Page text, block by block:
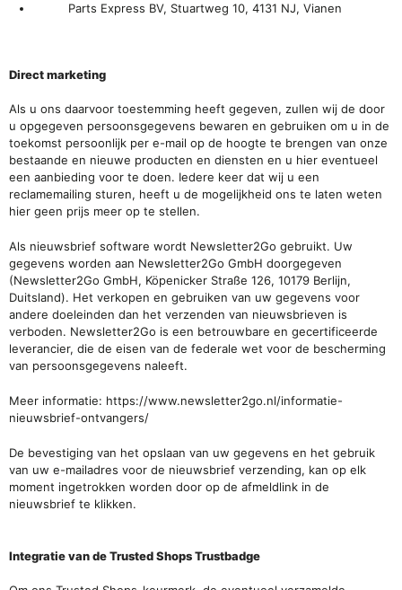
Parts Express BV, Stuartweg 10, 4131 NJ, Vianen
Direct marketing
Als u ons daarvoor toestemming heeft gegeven, zullen wij de door
u opgegeven persoonsgegevens bewaren en gebruiken om u in de
toekomst persoonlijk per e-mail op de hoogte te brengen van onze
bestaande en nieuwe producten en diensten en u hier eventueel
een aanbieding voor te doen. Iedere keer dat wij u een
reclamemailing sturen, heeft u de mogelijkheid ons te laten weten
hier geen prijs meer op te stellen.
Als nieuwsbrief software wordt Newsletter2Go gebruikt. Uw
gegevens worden aan Newsletter2Go GmbH doorgegeven
(Newsletter2Go GmbH, Köpenicker Straße 126, 10179 Berlijn,
Duitsland). Het verkopen en gebruiken van uw gegevens voor
andere doeleinden dan het verzenden van nieuwsbrieven is
verboden. Newsletter2Go is een betrouwbare en gecertificeerde
leverancier, die de eisen van de federale wet voor de bescherming
van persoonsgegevens naleeft.
Meer informatie: https://www.newsletter2go.nl/informatie-
nieuwsbrief-ontvangers/
De bevestiging van het opslaan van uw gegevens en het gebruik
van uw e-mailadres voor de nieuwsbrief verzending, kan op elk
moment ingetrokken worden door op de afmeldlink in de
nieuwsbrief te klikken.
Integratie van de Trusted Shops Trustbadge